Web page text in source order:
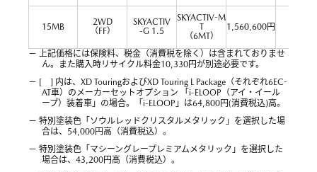
15MB
2WD
（FF）
SKYACTIV
-G 1.5
SKYACTIV-M
T
（6MT）
1,560,600円
－ 上記価格には保険料、税金（消費税を除く）は含まれておりませ
ん。また購入時リサイクル料金10,330円が別途必要です。
－ [ ] 内は、XD TouringおよびXD Touring L Package（それぞれ6EC-
AT車）のメーカーセットオプション 「i-ELOOP（アイ・イール
ープ）装着車」の場合。「i-ELOOP」は64,800円(消費税込)高。
－ 特別塗装色「ソウルレッドクリスタルメタリック」を選択した場
合は、54,000円高（消費税込）。
－ 特別塗装色「マシーングレープレミアムメタリック」を選択した
場合は、43,200円高（消費税込）。